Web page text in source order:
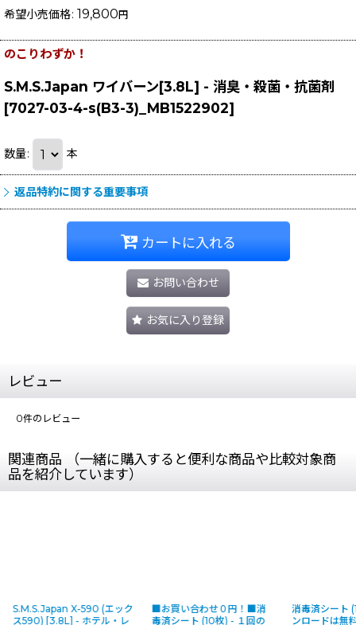
希望小売価格: 19,800 円
のこりわずか！
S.M.S.Japan ワイバーン[3.8L] - 消臭・殺菌・抗菌剤
[7027-03-4-s(B3-3)_MB1522902]
数量: 本
返品特約に関する重要事項
カートに入れる
お問い合わせ
お気に入り登録
レビュー
0件のレビュー
関連商品 （一緒に購入すると便利な商品や比較対象商
品を紹介しています）
■お買い合わせ０円！■消
毒済シート (10枚) - １回の
消毒済シート (100枚) - ダウ
ンロードは無料！ [ 8277-
■お買い合わ
毒済みステッ